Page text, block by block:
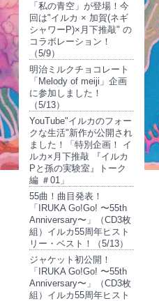
「私の青空」が登場！今
回は"イルカ × 加賀(ネギ
シャワーP)×月下推敲" の
コラボレーション！
（5/9）
明治ミルクチョコレート
「Melody of meiji」企画
に参加しました！
（5/13）
YouTube"イルカのフォー
クな生活"新作が公開され
ました！「特別企画！ イ
ルカ×月下推敲 『イルカ
Pと孫の実験室』トーク
編 ＃01」
55曲！曲目発表！
「IRUKA Go!Go! 〜55th
Anniversary〜」（CD3枚
組）イルカ55周年ヒスト
リー・ベスト！（5/13）
ジャケット初公開！
「IRUKA Go!Go! 〜55th
Anniversary〜」（CD3枚
組）イルカ55周年ヒスト